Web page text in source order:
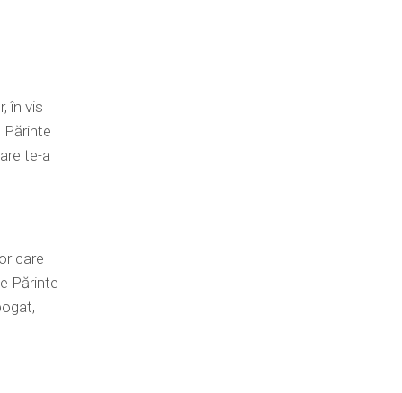
în vis
Părinte
te-a
care
Părinte